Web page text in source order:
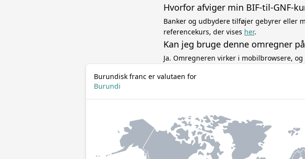
Hvorfor afviger min BIF-til-GNF-
Banker og udbydere tilføjer gebyrer eller
referencekurs, der vises her.
Kan jeg bruge denne omregner
Ja. Omregneren virker i mobilbrowsere, og
Burundisk franc er valutaen for
Burundi